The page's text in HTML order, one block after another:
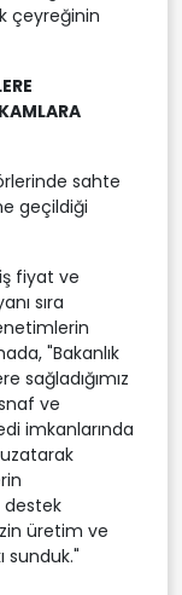
çeyreğinin
sahte
geçildiği
fiyat ve
sıra
"Bakanlık
sağladığımız
ve
imkanlarında
destek
üretim ve
sunduk."